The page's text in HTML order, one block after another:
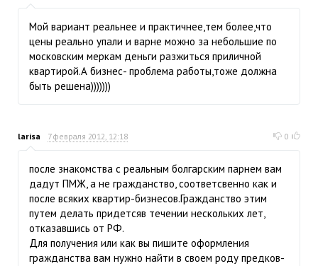
Мой вариант реальнее и практичнее,тем более,что
цены реально упали и варне можно за небольшие по
московским меркам деньги разжиться приличной
квартирой.А бизнес- проблема работы,тоже должна
быть решена)))))))
larisa 7 февраля 2012, 12:18 0
после знакомства с реальным болгарским парнем вам
дадут ПМЖ, а не гражданство, соответсвенно как и
после всяких квартир-бизнесов.Гражданство этим
путем делать придетсяв течении нескольких лет,
отказавшись от РФ.
Для получения или как вы пишите оформления
гражданства вам нужно найти в своем роду предков-